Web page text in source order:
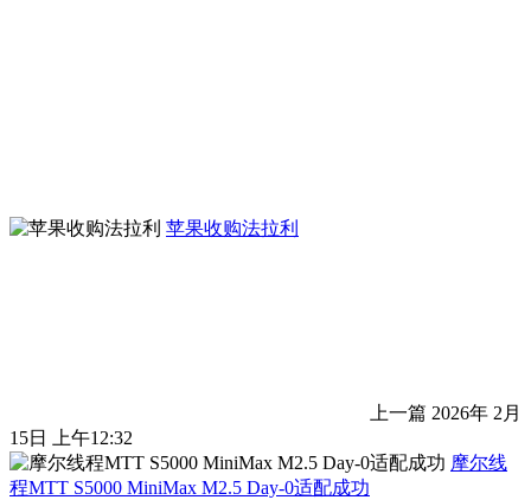
苹果收购法拉利
上一篇 2026年 2月
15日 上午12:32
摩尔线
程MTT S5000 MiniMax M2.5 Day-0适配成功